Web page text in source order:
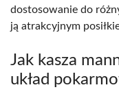
dostosowanie do
ją atrakcyjnym
Jak kasza
układ